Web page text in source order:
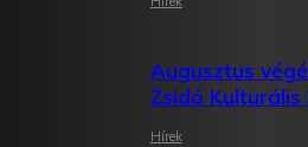
Augusztus
Zsidó Kulturális
Hírek